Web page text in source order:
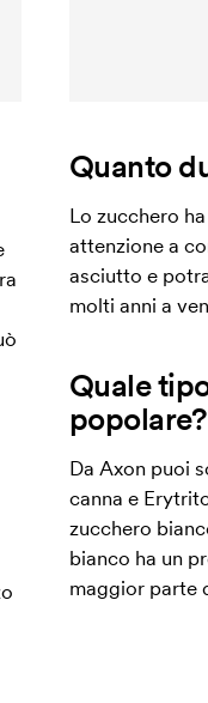
Quanto
Lo zucchero
attenzione a
asciutto e
molti anni a
Quale
popolare?
Da Axon puoi
canna e
zucchero
bianco ha un
maggior parte